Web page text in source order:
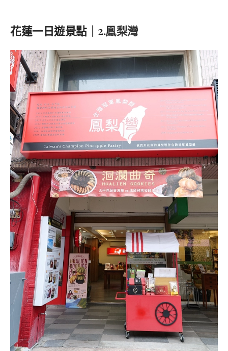
花蓮一日遊景點｜2.鳯梨灣